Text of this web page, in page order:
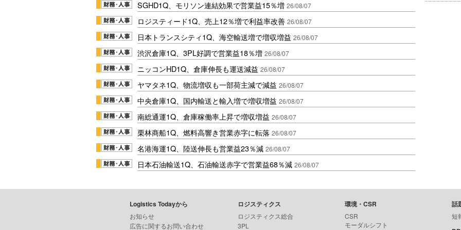
SGHD1Q、モリソン連結効果で営業益15％増 26/08/07
ロジスティード1Q、売上12％増で利益率改善 26/08/07
日本トランスシティ1Q、海空輸送増で増収増益 26/08/07
渋沢倉庫1Q、3PL好調で営業益18％増 26/08/07
ニッコンHD1Q、倉庫伸長も運送減益 26/08/07
ヤマタネ1Q、物流増収も一部荷主減で減益 26/08/07
中央倉庫1Q、国内輸送と輸入増で増収増益 26/08/07
南総通運1Q、倉庫稼働率上昇で増収増益 26/08/07
栗林商船1Q、燃料高響き営業赤字に転落 26/08/07
名港海運1Q、陸送伸長も営業益23％減 26/08/07
日本石油輸送1Q、石油輸送赤字で営業益68％減 26/08/07
Logistics Todayから
お知らせ
広告に関するお問い合わせ
ロジスティクス
ロジスティクス総合
3PL
環境・CSR
CSR
モーダルシフト
話
短